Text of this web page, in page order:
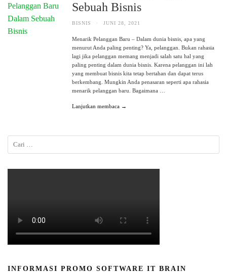
Sebuah Bisnis
BISNIS · JUNI 28, 2021
Menarik Pelanggan Baru – Dalam dunia bisnis, apa yang
menurut Anda paling penting? Ya, pelanggan. Bukan rahasia
lagi jika pelanggan memang menjadi salah satu hal yang
paling penting dalam dunia bisnis. Karena pelanggan ini lah
yang membuat bisnis kita tetap bertahan dan dapat terus
berkembang. Mungkin Anda penasaran seperti apa rahasia
menarik pelanggan baru. Bagaimana …
Lanjutkan membaca →
INFORMASI PROMO SOFTWARE IT BRAIN